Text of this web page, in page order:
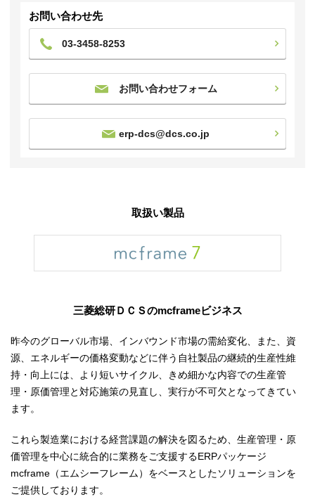
お問い合わせ先
03-3458-8253
お問い合わせフォーム
erp-dcs@dcs.co.jp
取扱い製品
三菱総研ＤＣＳのmcframeビジネス
昨今のグローバル市場、インバウンド市場の需給変化、また、資
源、エネルギーの価格変動などに伴う自社製品の継続的生産性維
持・向上には、より短いサイクル、きめ細かな内容での生産管
理・原価管理と対応施策の見直し、実行が不可欠となってきてい
ます。
これら製造業における経営課題の解決を図るため、生産管理・原
価管理を中心に統合的に業務をご支援するERPパッケージ
mcframe（エムシーフレーム）をベースとしたソリューションを
ご提供しております。